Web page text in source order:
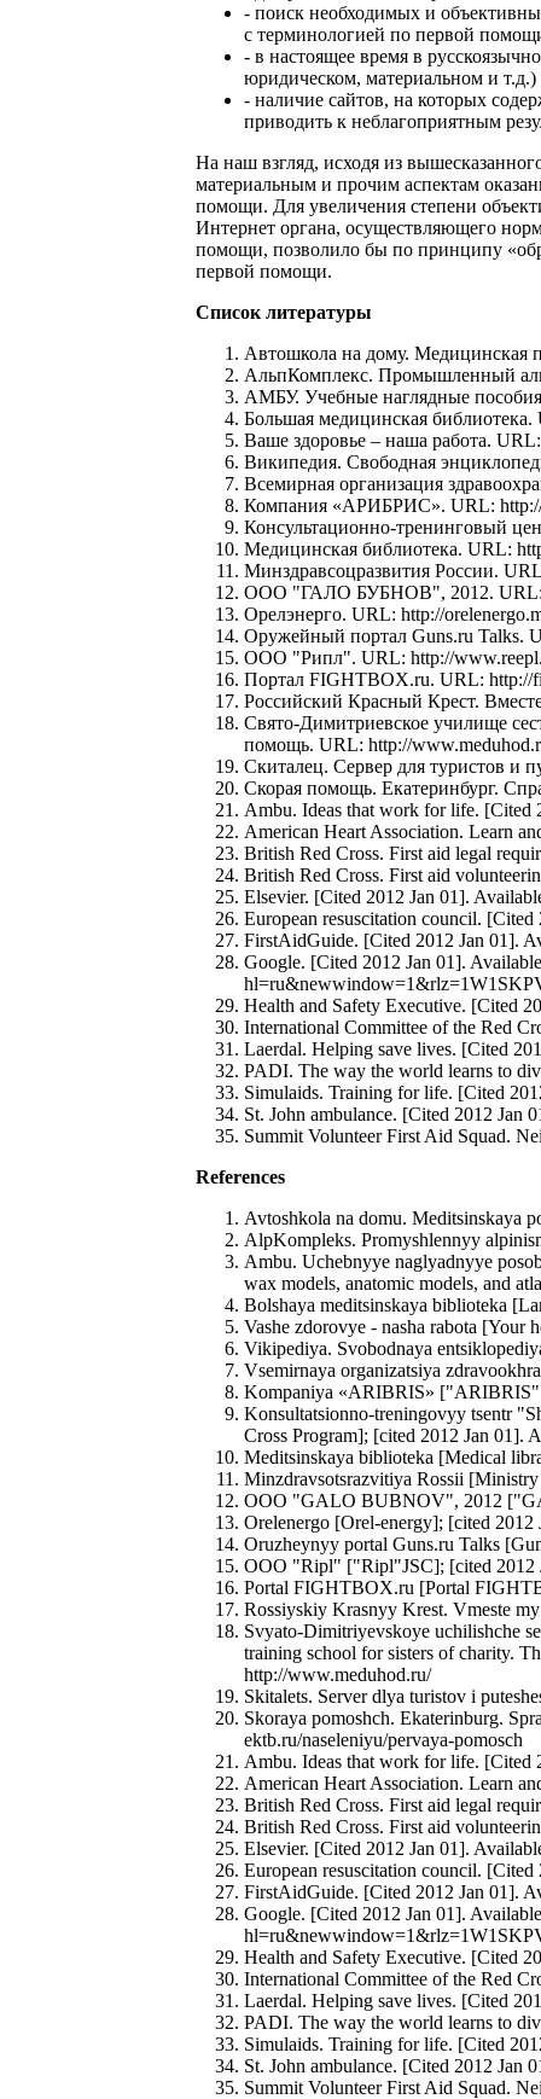
- поиск необходимых и
с терминологией по первой
- в настоящее время в
юридическом, материальном и
- наличие сайтов, на которых
приводить к неблагоприятным
На наш взгляд, исходя из
материальным и прочим аспектам
помощи. Для увеличения степени
Интернет органа, осуществляющего
помощи, позволило бы по принципу
первой помощи.
Список литературы
Автошкола на дому. Медицинская
АльпКомплекс. Промышленный
АМБУ. Учебные наглядные
Большая медицинская
Ваше здоровье – наша работа.
Википедия. Свободная
Всемирная организация
Компания «АРИБРИС». URL: http://
Консультационно-тренинговый
Медицинская библиотека. URL:
Минздравсоцразвития России.
ООО "ГАЛО БУБНОВ", 2012. URL:
Орелэнерго. URL: http://
Оружейный портал Guns.ru Talks.
ООО "Рипл". URL: http://
Портал FIGHTBOX.ru. URL: http://
Российский Красный Крест.
Свято-Димитриевское училище
помощь. URL: http://
Скиталец. Сервер для туристов и
Скорая помощь. Екатеринбург.
Ambu. Ideas that work for life. [Cited
American Heart Association. Learn
British Red Cross. First aid legal
British Red Cross. First aid
Elsevier. [Cited 2012 Jan 01].
European resuscitation council.
FirstAidGuide. [Cited 2012 Jan 01].
Google. [Cited 2012 Jan 01].
Health and Safety Executive. [Cited
International Committee of the Red
Laerdal. Helping save lives. [Cited
PADI. The way the world learns to
Simulaids. Training for life. [Cited
St. John ambulance. [Cited 2012 Jan
Summit Volunteer First Aid Squad.
References
Avtoshkola na domu. Meditsinskaya
AlpKompleks. Promyshlennyy
Ambu. Uchebnyye naglyadnyye
wax models, anatomic models, and
Bolshaya meditsinskaya biblioteka
Vashe zdorovye - nasha rabota [Your
Vikipediya. Svobodnaya
Vsemirnaya organizatsiya
Kompaniya «ARIBRIS» ["ARIBRIS"
Konsultatsionno-treningovyy tsentr
Cross Program]; [cited 2012 Jan 01].
Meditsinskaya biblioteka [Medical
Minzdravsotsrazvitiya Rossii
OOO "GALO BUBNOV", 2012
Orelenergo [Orel-energy]; [cited
Oruzheynyy portal Guns.ru Talks
OOO "Ripl" ["Ripl"JSC]; [cited 2012
Portal FIGHTBOX.ru [Portal
Rossiyskiy Krasnyy Krest. Vmeste
Svyato-Dimitriyevskoye uchilishche
training school for sisters of charity.
http://www.meduhod.ru/
Skitalets. Server dlya turistov i
Skoraya pomoshch. Ekaterinburg.
ektb.ru/naseleniyu/pervaya-pomosch
Ambu. Ideas that work for life. [Cited
American Heart Association. Learn
British Red Cross. First aid legal
British Red Cross. First aid
Elsevier. [Cited 2012 Jan 01].
European resuscitation council.
FirstAidGuide. [Cited 2012 Jan 01].
Google. [Cited 2012 Jan 01].
Health and Safety Executive. [Cited
International Committee of the Red
Laerdal. Helping save lives. [Cited
PADI. The way the world learns to
Simulaids. Training for life. [Cited
St. John ambulance. [Cited 2012 Jan
Summit Volunteer First Aid Squad.